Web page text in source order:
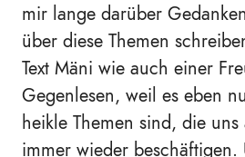
mir lange darüber
über diese Themen
Text Mäni wie auch einer
Gegenlesen, weil es eben
heikle Themen sind, die
immer wieder